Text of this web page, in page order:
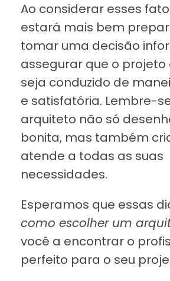
Ao considerar esses
estará mais bem
tomar uma decisão
assegurar que o projeto
seja conduzido de
e satisfatória. Lembre-
arquiteto não só
bonita, mas também
atende a todas as suas
necessidades.
Esperamos que essas
como escolher um
você a encontrar o
perfeito para o seu